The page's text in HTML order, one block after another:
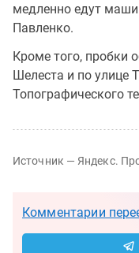
медленно едут
Павленко.
Кроме того, пробки
Шелеста и по улице
Топографического
Источник — Яндекс.
Комментарии